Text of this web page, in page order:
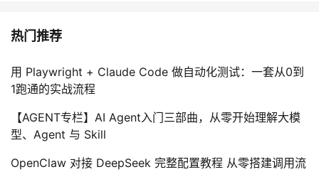
热门推荐
用 Playwright + Claude Code 做自动化测试：一套从0到
1跑通的实战流程
【AGENT专栏】AI Agent入门三部曲，从零开始理解大模
型、Agent 与 Skill
OpenClaw 对接 DeepSeek 完整配置教程 从零搭建调用流